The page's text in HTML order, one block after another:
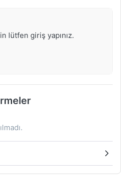
lütfen giriş yapınız.